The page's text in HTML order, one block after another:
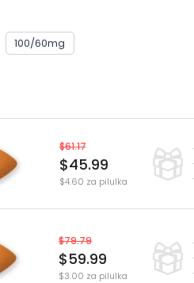
100/60mg
$61.17
$45.99
$4.60 za pilulka
$79.79
$59.99
$3.00 za pilulka